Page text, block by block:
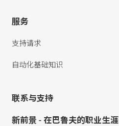
服务
支持请求
自动化基础知识
联系与支持
新前景 - 在巴鲁夫的职业生涯